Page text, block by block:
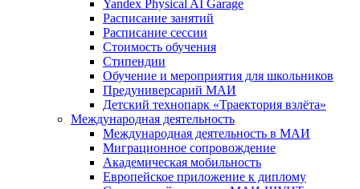
Yandex Physical AI Garage
Расписание занятий
Расписание сессии
Стоимость обучения
Стипендии
Обучение и мероприятия для школьников
Предуниверсарий МАИ
Детский технопарк «Траектория взлёта»
Международная деятельность
Международная деятельность в МАИ
Миграционное сопровождение
Академическая мобильность
Европейское приложение к диплому